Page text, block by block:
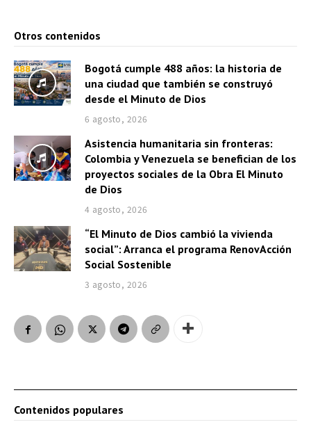
Otros contenidos
Bogotá cumple 488 años: la historia de
una ciudad que también se construyó
desde el Minuto de Dios
6 agosto, 2026
Asistencia humanitaria sin fronteras:
Colombia y Venezuela se benefician de los
proyectos sociales de la Obra El Minuto
de Dios
4 agosto, 2026
“El Minuto de Dios cambió la vivienda
social”: Arranca el programa RenovAcción
Social Sostenible
3 agosto, 2026
Contenidos populares